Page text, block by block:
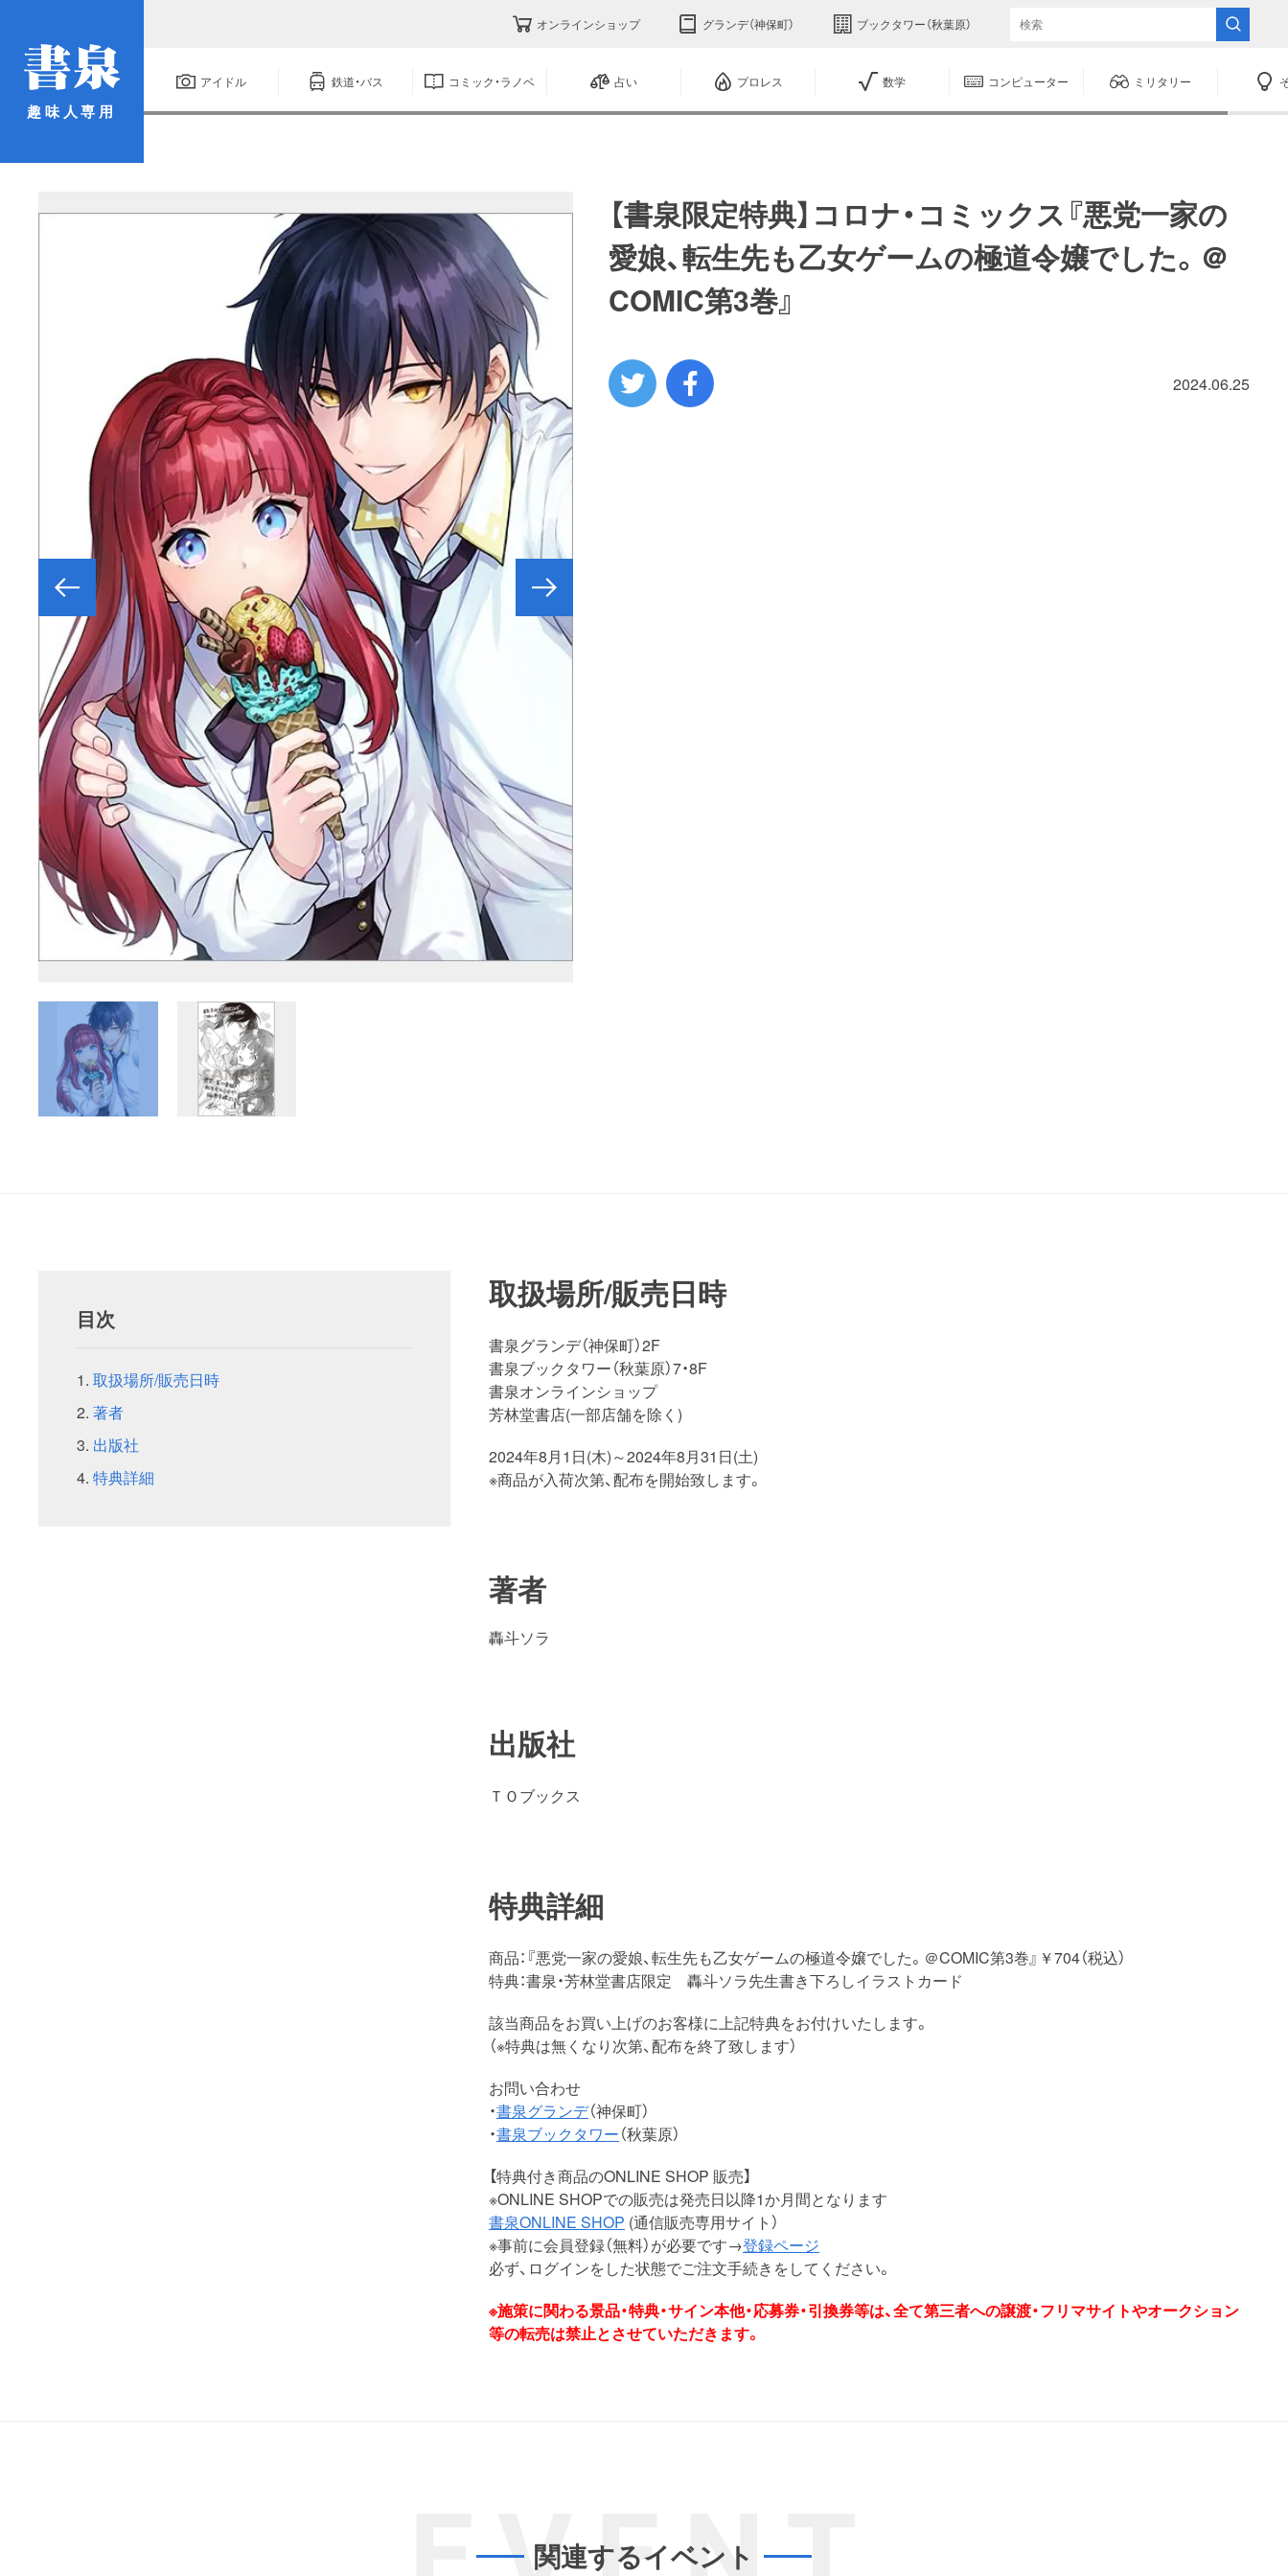
趣味人専用
オンラインショップ グランデ（神保町） ブックタワー（秋葉原）
アイドル 鉄道・バス コミック・ラノベ 占い プロレス 数学 コンピューター ミリタリー
【書泉限定特典】コロナ・コミックス『悪党一家の
愛娘、転生先も乙女ゲームの極道令嬢でした。＠
COMIC第3巻』
2024.06.25
目次
取扱場所/販売日時
著者
出版社
特典詳細
取扱場所/販売日時
書泉グランデ（神保町）2F
書泉ブックタワー（秋葉原）7・8F
書泉オンラインショップ
芳林堂書店(一部店舗を除く)
2024年8月1日(木)～2024年8月31日(土)
※商品が入荷次第、配布を開始致します。
著者
轟斗ソラ
出版社
ＴＯブックス
特典詳細
商品：『悪党一家の愛娘、転生先も乙女ゲームの極道令嬢でした。＠COMIC第3巻』￥704（税込）
特典：書泉・芳林堂書店限定 轟斗ソラ先生書き下ろしイラストカード
該当商品をお買い上げのお客様に上記特典をお付けいたします。
（※特典は無くなり次第、配布を終了致します）
お問い合わせ
・書泉グランデ（神保町）
・書泉ブックタワー（秋葉原）
【特典付き商品のONLINE SHOP 販売】
※ONLINE SHOPでの販売は発売日以降1か月間となります
書泉ONLINE SHOP (通信販売専用サイト）
※事前に会員登録（無料）が必要です→登録ページ
必ず、ログインをした状態でご注文手続きをしてください。
※施策に関わる景品・特典・サイン本他・応募券・引換券等は、全て第三者への譲渡・フリマサイトやオークション
等の転売は禁止とさせていただきます。
関連するイベント